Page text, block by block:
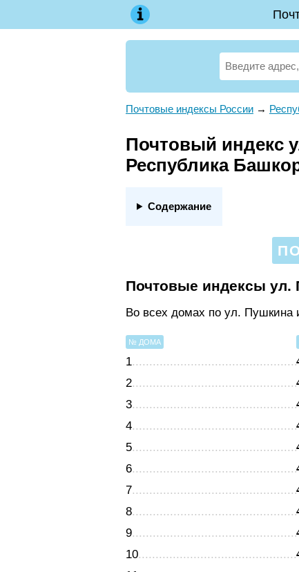
Почтовые индексы России →
Почтовый индекс
Республика
Содержание
Почтовые индексы
Во всех домах по ул. Пушкина
№ ДОМА
1
2
3
4
5
6
7
8
9
10